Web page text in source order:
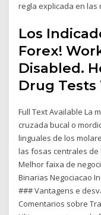
regla explicada en las
Los
Forex!
Disabled.
Drug Tests
Full Text Available La
cruzada bucal o
linguales de los
las fosas centrales
Melhor faixa de
Binarias Negociacao
### Vantagens e
Comentarios sobre